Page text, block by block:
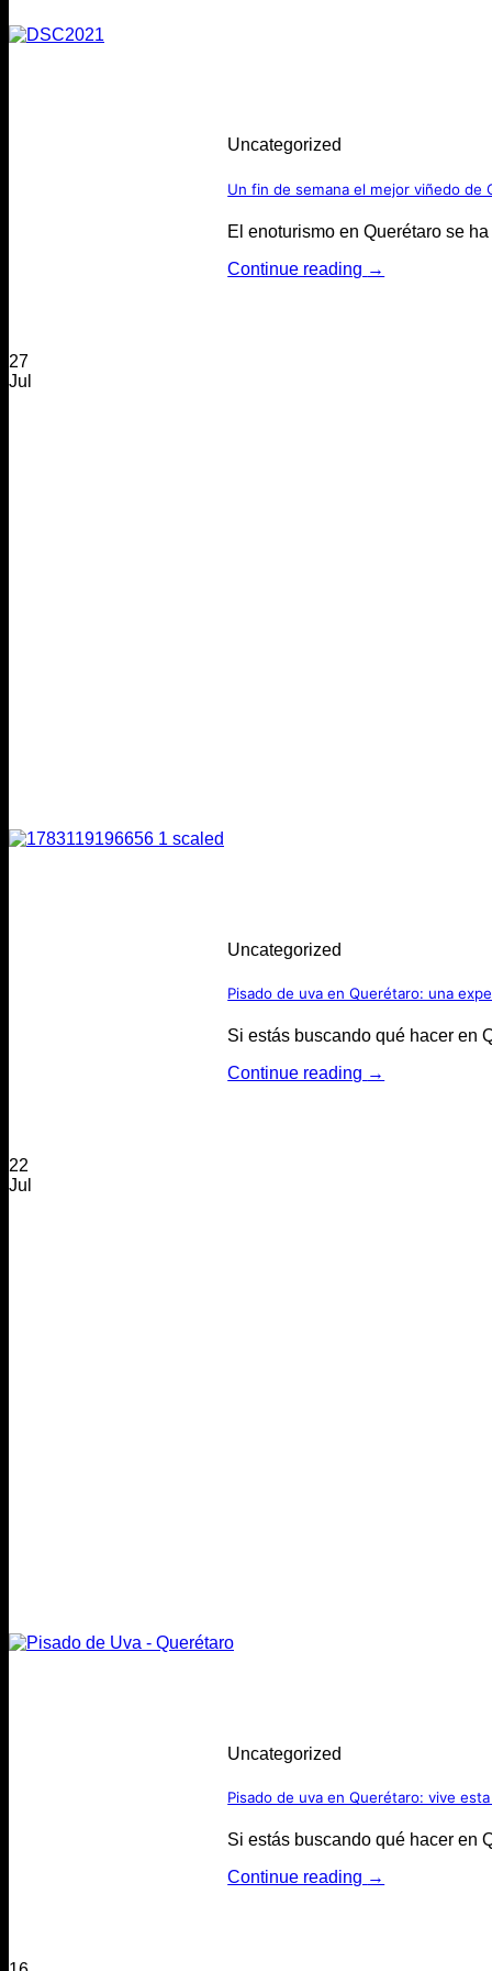
Uncategorized
Un fin de semana el mejor viñedo de
El enoturismo en Querétaro se
Continue reading →
27
Jul
Uncategorized
Pisado de uva en Querétaro: una
Si estás buscando qué hacer en
Continue reading →
22
Jul
Uncategorized
Pisado de uva en Querétaro: vive
Si estás buscando qué hacer en
Continue reading →